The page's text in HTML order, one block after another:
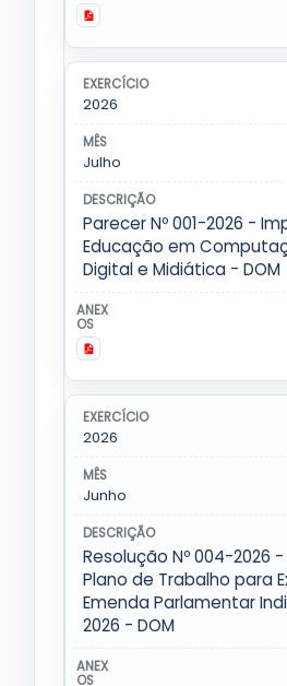
2026
Julho
Parecer Nº 001-2026 -
Educação em
Digital e Midiática - DOM
2026
Junho
Resolução Nº 004-2026
Plano de Trabalho para
Emenda Parlamentar
2026 - DOM